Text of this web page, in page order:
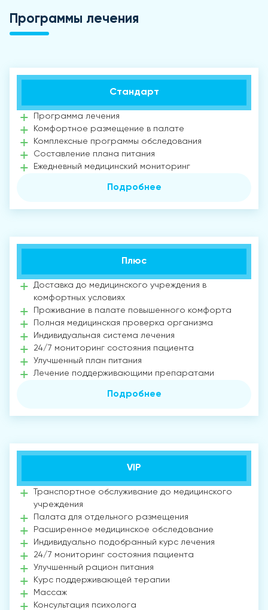
Программы лечения
Стандарт
Программа лечения
Комфортное размещение в палате
Комплексные программы обследования
Составление плана питания
Ежедневный медицинский мониторинг
Подробнее
Плюс
Доставка до медицинского учреждения в
комфортных условиях
Проживание в палате повышенного комфорта
Полная медицинская проверка организма
Индивидуальная система лечения
24/7 мониторинг состояния пациента
Улучшенный план питания
Лечение поддерживающими препаратами
Подробнее
VIP
Транспортное обслуживание до медицинского
учреждения
Палата для отдельного размещения
Расширенное медицинское обследование
Индивидуально подобранный курс лечения
24/7 мониторинг состояния пациента
Улучшенный рацион питания
Курс поддерживающей терапии
Массаж
Консультация психолога